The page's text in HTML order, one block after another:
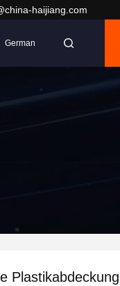
haijiang.com
German